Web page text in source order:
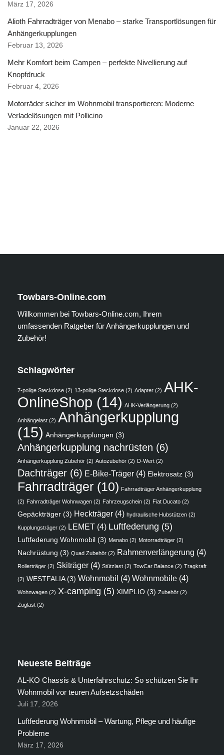
März 17, 2026
Alioth Fahrradträger von Menabo – starke Transportlösungen für
Anhängerkupplungen
Februar 13, 2026
Mehr Komfort beim Campen – perfekte Nivellierung auf
Knopfdruck
Februar 4, 2026
Motorräder sicher im Wohnmobil transportieren: Moderne
Verladelösungen mit Pollicino
Januar 22, 2026
Towbars-Online.com
Willkommen bei Towbars-Online.com, Ihrem
umfassenden Ratgeber für Anhängerkupplungen und
Zubehör!
Schlagwörter
7-polige Steckdose (2) 13-polige Steckdose (2) Adapter (2) AHK-
OnlineShop (14) AHK-Verlängerung (2)
Anhängelast (2) Anhängerkupplung
(15) Anhängerkupplungen (3)
Anhängerkupplung nachrüsten (6)
Anhängerkupplung Zubehör (2) Autozubehör (2) D-Wert (2)
Dachträger (6) E-Bike-Träger (4) Elektrosatz (3)
Fahrradträger (10) Fahrradträger Anhängerkupplung
(2) Fahrradträger Wohnwagen (2) Fahrzeugschein (2) Fiat Ducato (2)
Gepäckträger (3) Heckträger (4) hydraulische Hubstützen (2)
Kupplungsträger (2) LEMET (4) Luftfederung (5)
Luftfederung Wohnmobil (3) Menabo (2) Motorradträger (2)
Nachrüstung (3) Quad Zubehör (2) Rahmenverlängerung (4)
Rollerträger (2) Skiträger (4) Stützlast (2) TowCar Balance (2) Tragkraft
(2) WESTFALIA(3) Wohnmobil (4) Wohnmobile (4)
Wohnwagen (2) X-camping (5) XIMPLIO (3) Zubehör (2)
Zuglast (2)
Neueste Beiträge
AL-KO Chassis & Unterfahrschutz: So schützen Sie Ihr
Wohnmobil vor teuren Aufsetzschäden
Juli 17, 2026
Luftfederung Wohnmobil – Wartung, Pflege und häufige
Probleme
März 17, 2026